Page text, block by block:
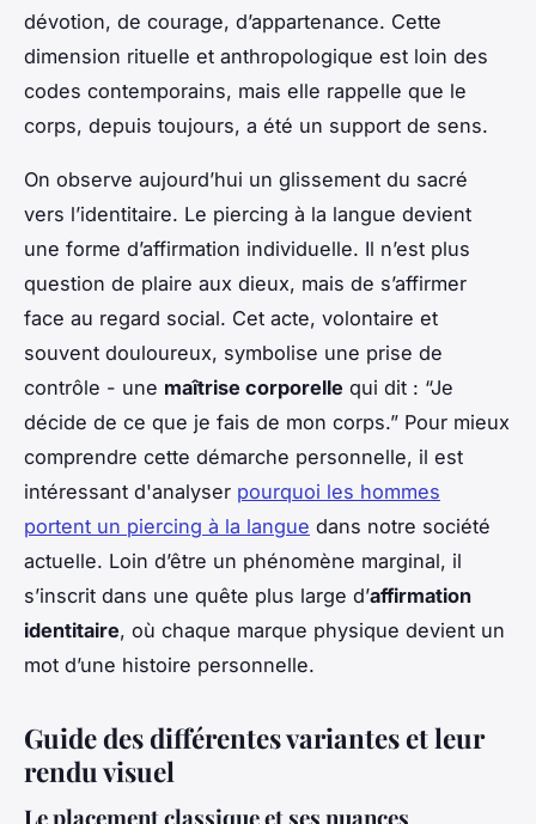
dévotion, de courage, d’appartenance. Cette
dimension rituelle et anthropologique est loin des
codes contemporains, mais elle rappelle que le
corps, depuis toujours, a été un support de sens.
On observe aujourd’hui un glissement du sacré
vers l’identitaire. Le piercing à la langue devient
une forme d’affirmation individuelle. Il n’est plus
question de plaire aux dieux, mais de s’affirmer
face au regard social. Cet acte, volontaire et
souvent douloureux, symbolise une prise de
contrôle - une maîtrise corporelle qui dit : “Je
décide de ce que je fais de mon corps.” Pour mieux
comprendre cette démarche personnelle, il est
intéressant d'analyser pourquoi les hommes
portent un piercing à la langue dans notre société
actuelle. Loin d’être un phénomène marginal, il
s’inscrit dans une quête plus large d’affirmation
identitaire, où chaque marque physique devient un
mot d’une histoire personnelle.
Guide des différentes variantes et leur
rendu visuel
Le placement classique et ses nuances